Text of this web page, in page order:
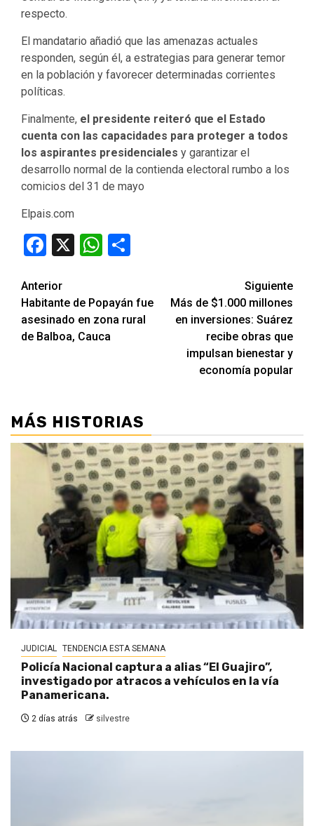
respecto.
El mandatario añadió que las amenazas actuales
responden, según él, a estrategias para generar temor
en la población y favorecer determinadas corrientes
políticas.
Finalmente, el presidente reiteró que el Estado
cuenta con las capacidades para proteger a todos
los aspirantes presidenciales y garantizar el
desarrollo normal de la contienda electoral rumbo a los
comicios del 31 de mayo
Elpais.com
Facebook
X WhatsApp
Seguir
leyendo
Anterior
Habitante de Popayán fue
asesinado en zona rural
de Balboa, Cauca
Siguiente
Más de $1.000 millones
en inversiones: Suárez
recibe obras que
impulsan bienestar y
economía popular
MÁS HISTORIAS
JUDICIAL TENDENCIA ESTA SEMANA
Policía Nacional captura a alias “El Guajiro”,
investigado por atracos a vehículos en la vía
Panamericana.
2 días atrás silvestre